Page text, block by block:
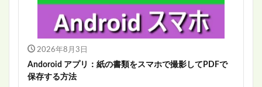
2026年8月3日
Andoroid アプリ：紙の書類をスマホで撮影してPDFで
保存する方法